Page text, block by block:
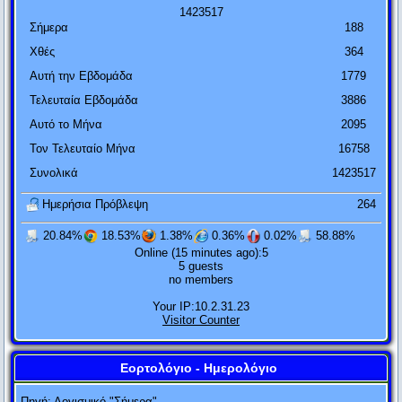
1423517
Σήμερα
Χθές
Αυτή την Εβδομάδα
Τελευταία Εβδομάδα
Αυτό το Μήνα
Τον Τελευταίο Μήνα
Συνολικά
188
364
1779
3886
2095
16758
1423517
Ημερήσια Πρόβλεψη 264
20.84% 18.53% 1.38% 0.36% 0.02%
58.88%
Online (15 minutes ago):5
5 guests
no members
Your IP:10.2.31.23
Visitor Counter
Εορτολόγιο - Ημερολόγιο
Πολιτική είναι η τέχνη του να μοιράζεις μια πίτα με τέτοιο
τρόπο ώστε να πιστεύει ο καθένας ότι έχει πάρει το
Ο κύβος ερρίφθη.
Ιούλιος Καίσαρ
Η εμπειρία είναι μια χτένα που σου δίνει η ζωή αφού όμως
έχεις χάσει τα μαλλιά σου.
Πενία τέχνας κατεργάζεται.
Αυτός που μιλάει δεν ξέρει. Αυτός που ξέρει δεν μιλάει.
Ο Μ. Αλέξανδρος έστειλε στο Φωκίωνα 100